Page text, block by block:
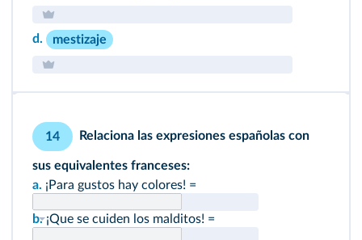
d. mestizaje
14 Relaciona las expresiones españolas con
sus equivalentes franceses:
a. ¡Para gustos hay colores! =
b.¡Que se cuiden los malditos! =